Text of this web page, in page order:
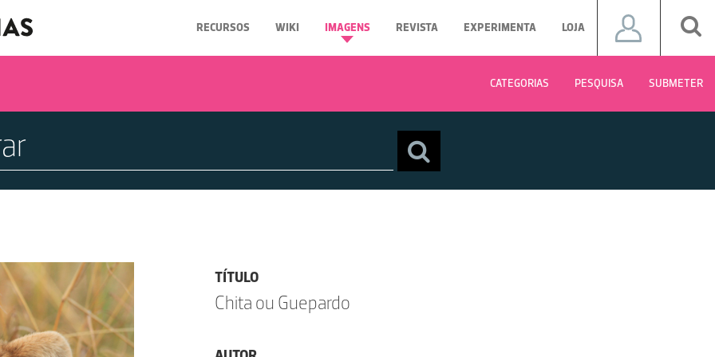
RECURSOS WIKI IMAGENS REVISTA EXPERIMENTA LOJA
CATEGORIAS PESQUISA SUBMETER
TÍTULO
Chita ou Guepardo